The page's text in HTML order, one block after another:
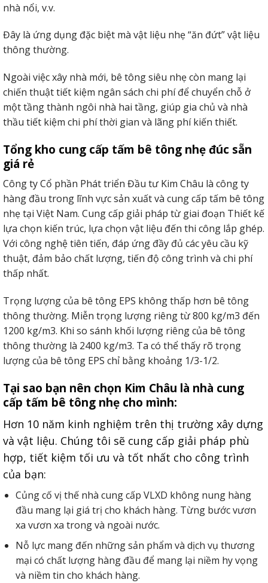
nhà nổi, v.v.
Đây là ứng dụng đặc biệt mà vật liệu nhẹ “ăn đứt” vật liệu
thông thường.
Ngoài việc xây nhà mới, bê tông siêu nhẹ còn mang lại
chiến thuật tiết kiệm ngân sách chi phí để chuyển chỗ ở
một tầng thành ngôi nhà hai tầng, giúp gia chủ và nhà
thầu tiết kiệm chi phí thời gian và lãng phí kiến thiết.
Tổng kho cung cấp tấm bê tông nhẹ đúc sẵn
giá rẻ
Công ty Cổ phần Phát triển Đầu tư Kim Châu là công ty
hàng đầu trong lĩnh vực sản xuất và cung cấp tấm bê tông
nhẹ tại Việt Nam. Cung cấp giải pháp từ giai đoạn Thiết kế
lựa chọn kiến trúc, lựa chọn vật liệu đến thi công lắp ghép.
Với công nghệ tiên tiến, đáp ứng đầy đủ các yêu cầu kỹ
thuật, đảm bảo chất lượng, tiến độ công trình và chi phí
thấp nhất.
Trọng lượng của bê tông EPS không thấp hơn bê tông
thông thường. Miễn trọng lượng riêng từ 800 kg/m3 đến
1200 kg/m3. Khi so sánh khối lượng riêng của bê tông
thông thường là 2400 kg/m3. Ta có thể thấy rõ trọng
lượng của bê tông EPS chỉ bằng khoảng 1/3-1/2.
Tại sao bạn nên chọn Kim Châu là nhà cung
cấp tấm bê tông nhẹ cho mình:
Hơn 10 năm kinh nghiệm trên thị trường xây dựng
và vật liệu. Chúng tôi sẽ cung cấp giải pháp phù
hợp, tiết kiệm tối ưu và tốt nhất cho công trình
của bạn:
Củng cố vị thế nhà cung cấp VLXD không nung hàng
đầu mang lại giá trị cho khách hàng. Từng bước vươn
xa vươn xa trong và ngoài nước.
Nỗ lực mang đến những sản phẩm và dịch vụ thương
mại có chất lượng hàng đầu để mang lại niềm hy vọng
và niềm tin cho khách hàng.